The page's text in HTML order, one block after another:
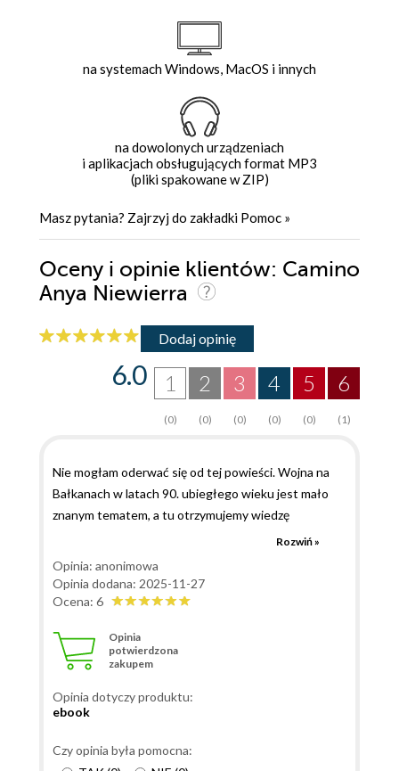
na systemach Windows, MacOS i innych
na dowolonych urządzeniach
i aplikacjach obsługujących format MP3
(pliki spakowane w ZIP)
Masz pytania? Zajrzyj do zakładki Pomoc »
Oceny i opinie klientów: Camino
Anya Niewierra
Dodaj opinię
6
(1)
5
(0)
4
(0)
3
(0)
2
(0)
1
(0)
6.0
Nie mogłam oderwać się od tej powieści. Wojna na
Bałkanach w latach 90. ubiegłego wieku jest mało
znanym tematem, a tu otrzymujemy wiedzę
historyczną w przystępnej formie, wyjaśnienie
niektorych z nich po zakończeniu walk. A na tym tle,
wspołcześnie, dążenie bohaterki do wyjaśnienia
zaskakujące zwroty akcji i wątek miłosny.
Rozwiń »
Opinia: anonimowa
Opinia dodana: 2025-11-27
Ocena: 6
Opinia
potwierdzona
zakupem
Opinia dotyczy produktu:
ebook
Czy opinia była pomocna: